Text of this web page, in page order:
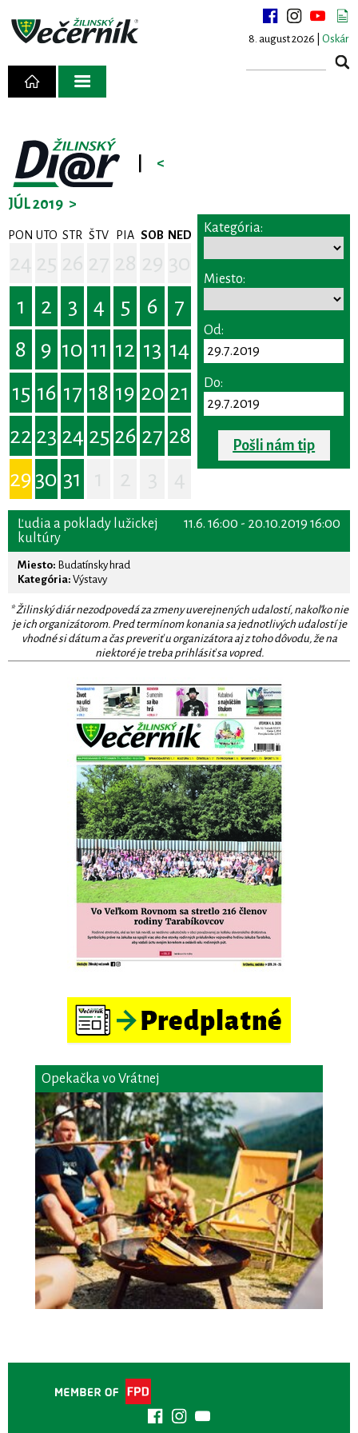
8. august 2026 | Oskár
<
JÚL 2019 >
PON UTO STR ŠTV PIA SOB NED
1
2 3 4 5 6
7
8
9 10 11 12 13 14
15 16 17 18 19 20 21
22 23 24 25 26 27 28
29 30 31
Kategória:
Miesto:
Od:
Do:
Pošli nám tip
11.6. 16:00 - 20.10.2019 16:00
Ľudia a poklady lužickej
kultúry
Miesto: Budatínsky hrad
Kategória: Výstavy
* Žilinský diár nezodpovedá za zmeny uverejnených udalostí, nakoľko nie
je ich organizátorom. Pred termínom konania sa jednotlivých udalostí je
vhodné si dátum a čas preveriť u organizátora aj z toho dôvodu, že na
niektoré je treba prihlásiť sa vopred.
Opekačka vo Vrátnej